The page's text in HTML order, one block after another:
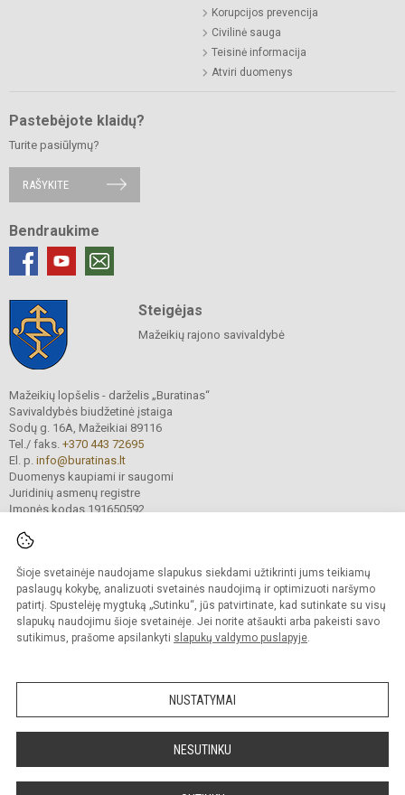
Šioje svetainėje naudojame slapukus siekdami užtikrinti jums teikiamų
paslaugų kokybę, analizuoti svetainės naudojimą ir optimizuoti naršymo
patirtį. Spustelėję mygtuką „Sutinku“, jūs patvirtinate, kad sutinkate su visų
slapukų naudojimu šioje svetainėje. Jei norite atšaukti arba pakeisti savo
sutikimus, prašome apsilankyti slapukų valdymo puslapyje.
NUSTATYMAI
NESUTINKU
Korupcijos prevencija
Civilinė sauga
Teisinė informacija
Atviri duomenys
Pastebėjote klaidų?
Turite pasiūlymų?
RAŠYKITE
Bendraukime
Steigėjas
Mažeikių rajono savivaldybė
Mažeikių lopšelis - darželis „Buratinas“
Savivaldybės biudžetinė įstaiga
Sodų g. 16A, Mažeikiai 89116
Tel./ faks. +370 443 72695
El. p. info@buratinas.lt
Duomenys kaupiami ir saugomi
Juridinių asmenų registre
Įmonės kodas 191650592
© 2024. Mažeikių lopšelis - darželis „Buratinas“. Visos teisės saugomos.
Kopijuoti turinį be raštiško įstaigos administracijos sutikimo griežtai draudžiama.
Prieinamumo paraiška Slapukų valdymas
Sumanus būdas atnaujinti